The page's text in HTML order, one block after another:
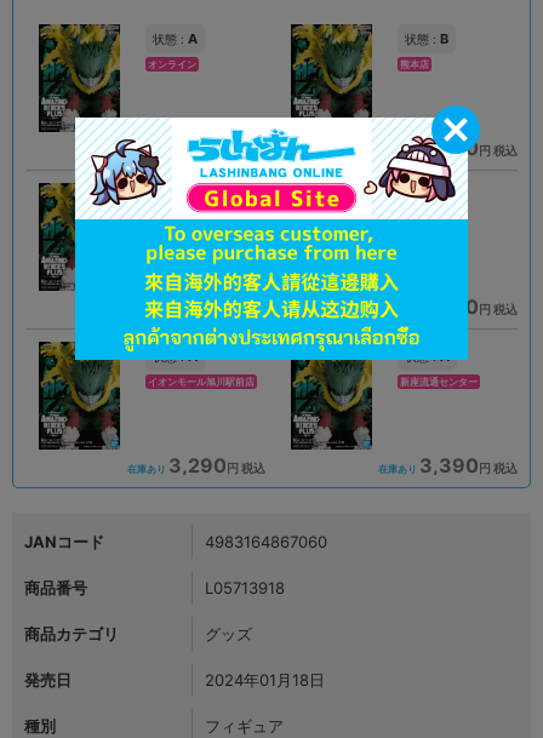
状態 : A
オンライン
在庫あり 2,890 円 税込
状態 : B
熊本店
在庫あり 3,390 円 税込
状態 :B
新座流通センター
在庫あり 2,990円 税込
状態 :A
千葉店
在庫あり 2,790 円 税込
A
イオンモール旭川駅前店
在庫あり 3,290 円 税込
A
新座流通センター
在庫あり 3,390 円 税込
JANコード 4983164867060
商品番号 L05713918
商品カテゴリ グッズ
発売日 2024年01月18日
種別 フィギュア